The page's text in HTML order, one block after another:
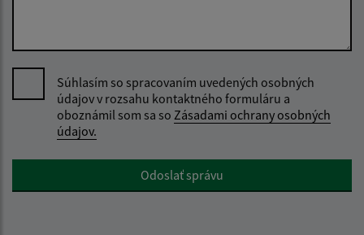
Súhlasím so spracovaním uvedených osobných
údajov v rozsahu kontaktného formuláru a
oboznámil som sa so Zásadami ochrany osobných
údajov.
Google reCaptcha ResponseOdoslať správu